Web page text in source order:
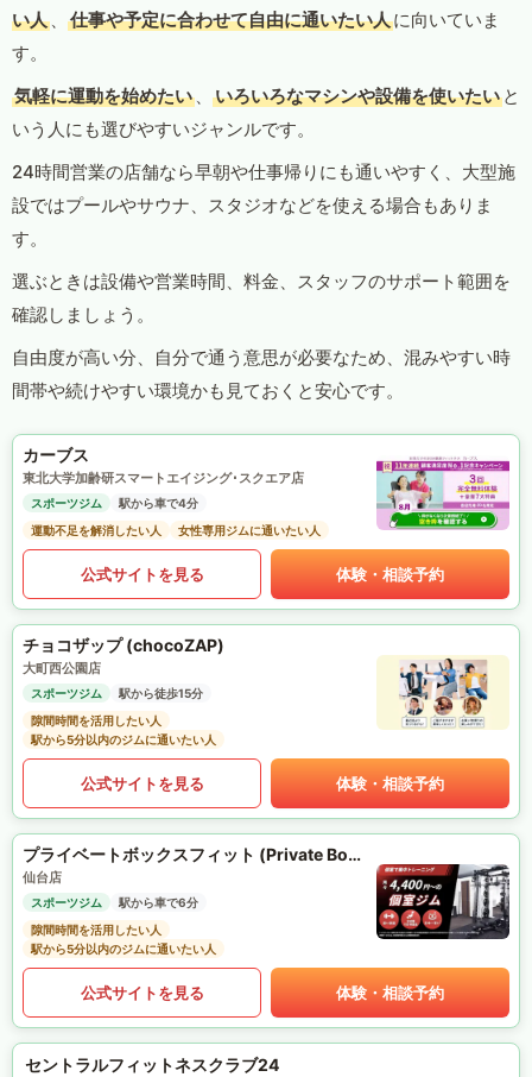
い人 、 仕事や予定に合わせて自由に通いたい人に向いていま
す。
気軽に運動を始めたい 、 いろいろなマシンや設備を使いたい と
いう人にも選びやすいジャンルです。
24時間営業の店舗なら早朝や仕事帰りにも通いやすく、大型施
設ではプールやサウナ、スタジオなどを使える場合もありま
す。
選ぶときは設備や営業時間、料金、スタッフのサポート範囲を
確認しましょう。
自由度が高い分、自分で通う意思が必要なため、混みやすい時
間帯や続けやすい環境かも見ておくと安心です。
カーブス
東北大学加齢研スマートエイジング･スクエア店
スポーツジム
駅から車で4分
運動不足を解消したい人
女性専用ジムに通いたい人
公式サイトを見る 体験・相談予約
チョコザップ (chocoZAP)
大町西公園店
スポーツジム
駅から徒歩15分
隙間時間を活用したい人
駅から5分以内のジムに通いたい人
公式サイトを見る 体験・相談予約
プライベートボックスフィット (Private Box Fit)
仙台店
スポーツジム
駅から車で6分
隙間時間を活用したい人
駅から5分以内のジムに通いたい人
公式サイトを見る 体験・相談予約
セントラルフィットネスクラブ24